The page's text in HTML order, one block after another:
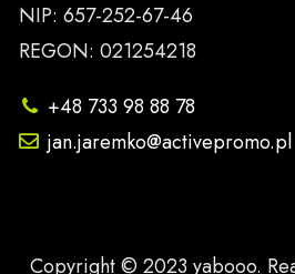
NIP: 657-252-67-46
REGON: 021254218
+48 733 98 88 78
jan.jaremko@activepromo.pl
Copyright © 2023 yabooo.